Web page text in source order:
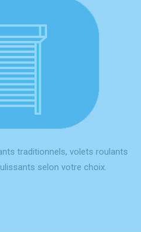
traditionnels, volets roulants
selon votre choix.